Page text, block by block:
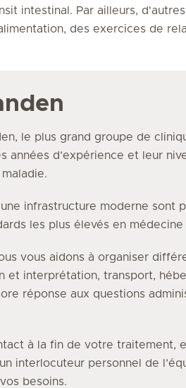
intestinal. Par ailleurs,
des exercices de
le plus grand groupe de
années d’expérience et leur
infrastructure moderne sont
les plus élevés en médecine
vous aidons à organiser
et interprétation, transport,
réponse aux questions
à la fin de votre traitement,
interlocuteur personnel de
besoins.